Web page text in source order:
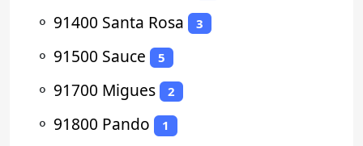
⚬ 91400 Santa Rosa 3
⚬ 91500 Sauce 5
⚬ 91700 Migues 2
⚬ 91800 Pando 1